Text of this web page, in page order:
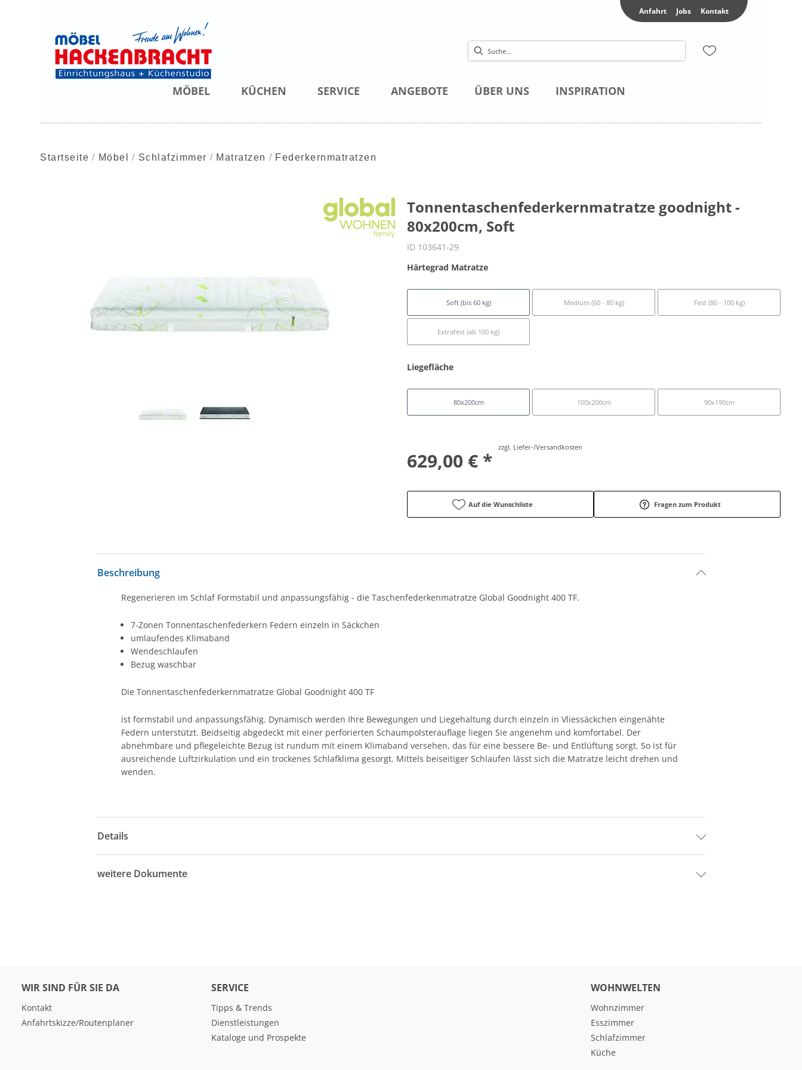
Anfahrt Jobs Kontakt
MÖBEL KÜCHEN SERVICE ANGEBOTE ÜBER UNS INSPIRATION
Startseite Möbel Schlafzimmer Matratzen Federkernmatratzen
Tonnentaschenfederkernmatratze goodnight -
80x200cm, Soft
ID 103641-29
Härtegrad Matratze
Soft (bis 60 kg) Medium (60 - 80 kg) Fest (80 - 100 kg)
Extrafest (ab 100 kg)
Liegefläche
80x200cm 100x200cm 90x190cm
629,00 € *
zzgl. Liefer-/Versandkosten
Auf die Wunschliste Fragen zum Produkt
Beschreibung
Regenerieren im Schlaf Formstabil und anpassungsfähig - die Taschenfederkenmatratze Global Goodnight 400 TF.
7-Zonen Tonnentaschenfederkern Federn einzeln in Säckchen
umlaufendes Klimaband
Wendeschlaufen
Bezug waschbar
Die Tonnentaschenfederkernmatratze Global Goodnight 400 TF
ist formstabil und anpassungsfähig. Dynamisch werden Ihre Bewegungen und Liegehaltung durch einzeln in Vliessäckchen eingenähte
Federn unterstützt. Beidseitig abgedeckt mit einer perforierten Schaumpolsterauflage liegen Sie angenehm und komfortabel. Der
abnehmbare und pflegeleichte Bezug ist rundum mit einem Klimaband versehen, das für eine bessere Be- und Entlüftung sorgt. So ist für
ausreichende Luftzirkulation und ein trockenes Schlafklima gesorgt. Mittels beiseitiger Schlaufen lässt sich die Matratze leicht drehen und
wenden.
Details
weitere Dokumente
WIR SIND FÜR SIE DA
Kontakt
Anfahrtskizze/Routenplaner
SERVICE
Tipps & Trends
Dienstleistungen
Kataloge und Prospekte
WOHNWELTEN
Wohnzimmer
Esszimmer
Schlafzimmer
Küche